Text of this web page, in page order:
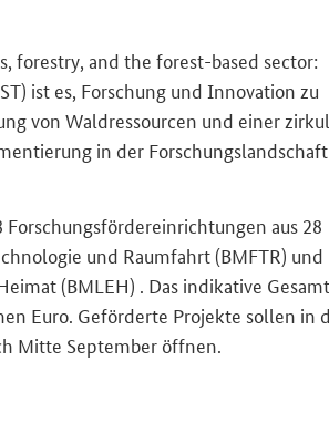
forestry, and the forest-based sector:
ist es, For­schung und In­no­va­ti­on zu
von Wald­res­sour­cen und einer
in der For­schungs­land­schaft
aus 28
und Raum­fahrt (BMFTR) und
(BMLEH) . Das in­di­ka­ti­ve
Euro. Ge­för­der­te Pro­jek­te sol­len in
Mitte Sep­tem­ber öff­nen.